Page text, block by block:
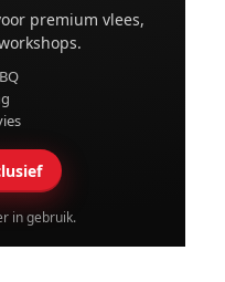
premium vlees,
in gebruik.